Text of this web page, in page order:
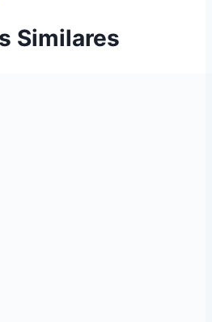
Similares